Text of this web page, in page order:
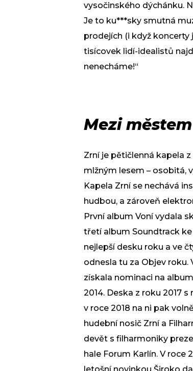
vysočinského dýchánku.
Je to ku***sky smutná
prodejích (i když koncerty
tisícovek lidí-idealistů
nenecháme!“
Mezi
Zrní je pětičlenná kapela
mlžným lesem – osobitá,
Kapela Zrní se nechává
hudbou, a zároveň
První album Voní vydala
třetí album Soundtrack
nejlepší desku roku a ve
odnesla tu za Objev roku.
získala nominaci na
2014. Deska z roku 2017
v roce 2018 na ni pak
hudební nosič Zrní a
devět s filharmoniky
hale Forum Karlín. V roce